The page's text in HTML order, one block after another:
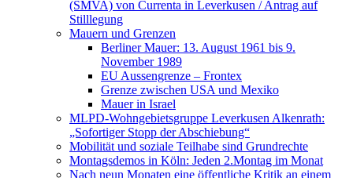
(SMVA) von Currenta in Leverkusen / Antrag auf
Stilllegung
Mauern und Grenzen
Berliner Mauer: 13. August 1961 bis 9.
November 1989
EU Aussengrenze – Frontex
Grenze zwischen USA und Mexiko
Mauer in Israel
MLPD-Wohngebietsgruppe Leverkusen Alkenrath:
„Sofortiger Stopp der Abschiebung“
Mobilität und soziale Teilhabe sind Grundrechte
Montagsdemos in Köln: Jeden 2.Montag im Monat
Nach neun Monaten eine öffentliche Kritik an einem